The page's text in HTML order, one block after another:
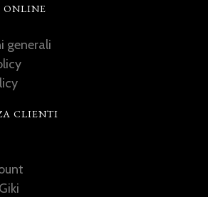
ONLINE
generali
CLIENTI